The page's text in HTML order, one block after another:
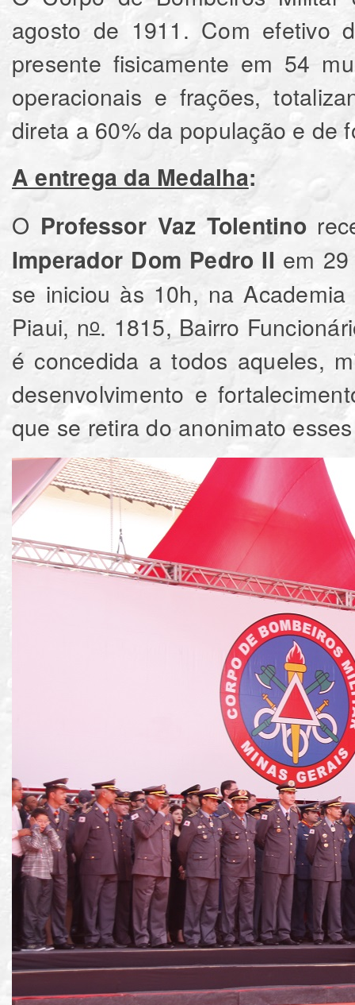
agosto de 1911. Com efetivo
presente fisicamente em 54
operacionais e frações,
direta a 60% da população e de
A entrega da Medalha:
O Professor Vaz Tolentino
Imperador Dom Pedro II em
se iniciou às 10h, na
Piaui, no. 1815, Bairro
é concedida a todos aqueles,
desenvolvimento e
que se retira do anonimato